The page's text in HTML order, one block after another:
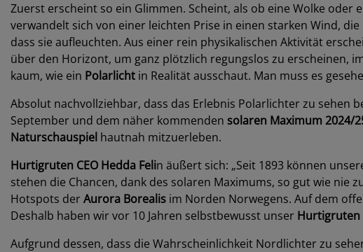
Zuerst erscheint so ein Glimmen. Scheint, als ob eine Wolke
verwandelt sich von einer leichten Prise in einen starken Wind,
dass sie aufleuchten. Aus einer rein physikalischen Aktivität
über den Horizont, um ganz plötzlich regungslos zu erscheinen,
kaum, wie ein Polarlicht in Realität ausschaut. Man muss es
Absolut nachvollziehbar, dass das Erlebnis Polarlichter zu sehen
September und dem näher kommenden solaren Maximum 2024/
Naturschauspiel hautnah mitzuerleben.
Hurtigruten CEO Hedda Felin äußert sich: „Seit 1893 können
stehen die Chancen, dank des solaren Maximums, so gut wie nie
Hotspots derAurora Borealis im Norden Norwegens. Auf dem
Deshalb haben wir vor 10 Jahren selbstbewusst unser Hurtigruten
Aufgrund dessen, dass die Wahrscheinlichkeit Nordlichter zu